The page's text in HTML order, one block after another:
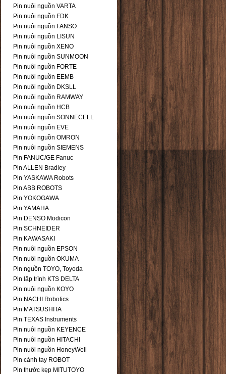
Pin nuôi nguồn VARTA
Pin nuôi nguồn FDK
Pin nuôi nguồn FANSO
Pin nuôi nguồn LISUN
Pin nuôi nguồn XENO
Pin nuôi nguồn SUNMOON
Pin nuôi nguồn FORTE
Pin nuôi nguồn EEMB
Pin nuôi nguồn DKSLL
Pin nuôi nguồn RAMWAY
Pin nuôi nguồn HCB
Pin nuôi nguồn SONNECELL
Pin nuôi nguồn EVE
Pin nuôi nguồn OMRON
Pin nuôi nguồn SIEMENS
Pin FANUC/GE Fanuc
Pin ALLEN Bradley
Pin YASKAWA Robots
Pin ABB ROBOTS
Pin YOKOGAWA
Pin YAMAHA
Pin DENSO Modicon
Pin SCHNEIDER
Pin KAWASAKI
Pin nuôi nguồn EPSON
Pin nuôi nguồn OKUMA
Pin nguồn TOYO, Toyoda
Pin lập trình KTS DELTA
Pin nuôi nguồn KOYO
Pin NACHI Robotics
Pin MATSUSHITA
Pin TEXAS Instruments
Pin nuôi nguồn KEYENCE
Pin nuôi nguồn HITACHI
Pin nuôi nguồn HoneyWell
Pin cánh tay ROBOT
Pin thước kẹp MITUTOYO